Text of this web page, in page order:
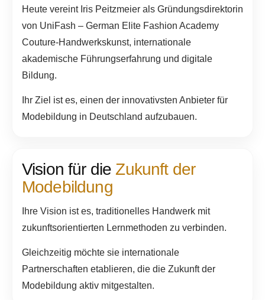
Heute vereint Iris Peitzmeier als Gründungsdirektorin
von UniFash – German Elite Fashion Academy
Couture-Handwerkskunst, internationale
akademische Führungserfahrung und digitale
Bildung.
Ihr Ziel ist es, einen der innovativsten Anbieter für
Modebildung in Deutschland aufzubauen.
Vision für dieZukunft der
Modebildung
Ihre Vision ist es, traditionelles Handwerk mit
zukunftsorientierten Lernmethoden zu verbinden.
Gleichzeitig möchte sie internationale
Partnerschaften etablieren, die die Zukunft der
Modebildung aktiv mitgestalten.